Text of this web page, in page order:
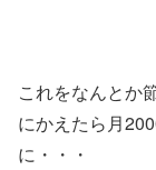
これをなんとか
にかえたら月
に・・・